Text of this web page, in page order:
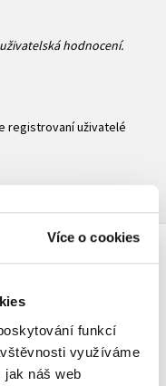
Více o cookies
funkcí
využíváme
jak náš web
hodnocení.
registrovaní uživatelé